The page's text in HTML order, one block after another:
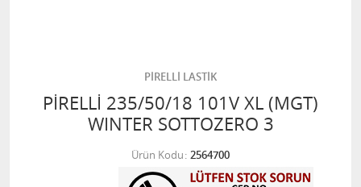
PİRELLİ LASTİK
PİRELLİ 235/50/18 101V XL (MGT)
WINTER SOTTOZERO 3
Ürün Kodu 2564700